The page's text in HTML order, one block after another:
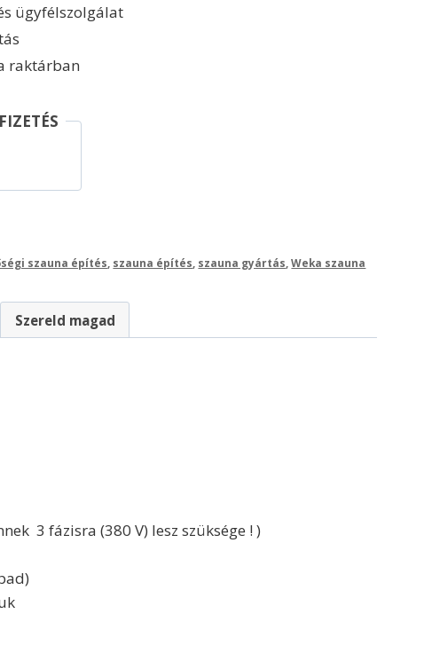
ügyfélszolgálat
raktárban
szauna építés szauna építés szauna gyártás ,Weka szauna
Szereld magad
3 fázisra (380 V) lesz szüksége ! )